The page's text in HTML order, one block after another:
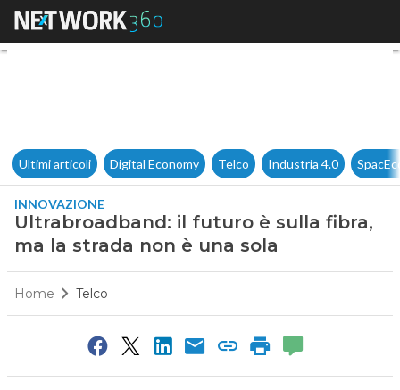
Ultrabroadband: il futuro è
Ultimi articoli Digital Economy Telco Industria 4.0
INNOVAZIONE
Ultrabroadband: il futuro è sulla fibra,
ma la strada non è una sola
Home Telco